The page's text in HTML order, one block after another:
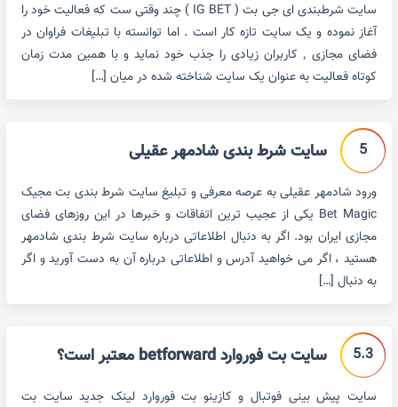
سایت شرطبندی ای جی بت ( IG BET ) چند وقتی ست که فعالیت خود را
آغاز نموده و یک سایت تازه کار است . اما توانسته با تبلیغات فراوان در
فضای مجازی ٬ کاربران زیادی را جذب خود نماید و با همین مدت زمان
کوتاه فعالیت به عنوان یک سایت شناخته شده در میان […]
5 سایت شرط بندی شادمهر عقیلی
ورود شادمهر عقیلی به عرصه معرفی و تبلیغ سایت شرط بندی بت مجیک
Bet Magic یکی از عجیب ترین اتفاقات و خبرها در این روزهای فضای
مجازی ایران بود. اگر به دنبال اطلاعاتی درباره سایت شرط بندی شادمهر
هستید ، اگر می خواهید آدرس و اطلاعاتی درباره آن به دست آورید و اگر
به دنبال […]
5.3 سایت بت فوروارد betforward معتبر است؟
سایت پیش بینی فوتبال و کازینو بت فوروارد لینک جدید سایت بت